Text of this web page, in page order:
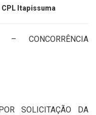
CPL Itapissuma
– CONCORRÊNCIA
SOLICITAÇÃO DA